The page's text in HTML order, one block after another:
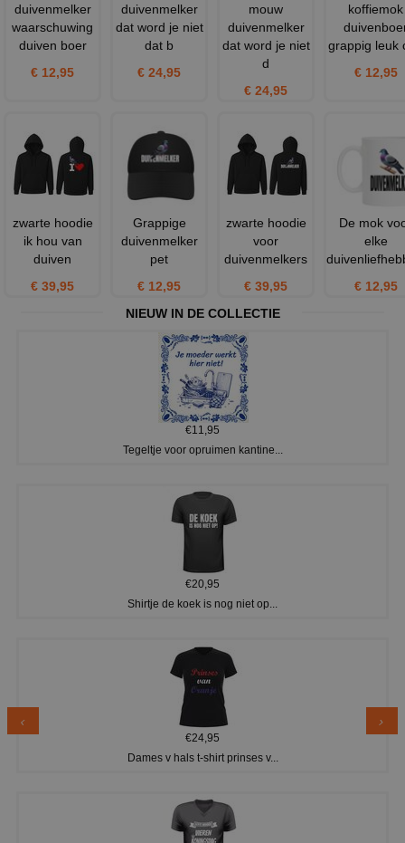
duivenmelker
waarschuwing
duiven boer
€ 12,95
duivenmelker
dat word je niet
dat b
€ 24,95
mouw
duivenmelker
dat word je niet
d
€ 24,95
koffiemok
grappig leuk
€ 12,95
zwarte hoodie
ik hou van
duiven
€ 39,95
Grappige
duivenmelker
pet
€ 12,95
zwarte hoodie
voor
duivenmelkers
€ 39,95
De mok
elke
€ 12,95
NIEUW IN DE COLLECTIE
€11,95
Tegeltje voor opruimen kantine...
€20,95
Shirtje de koek is nog niet op...
€24,95
Dames v hals t-shirt prinses v...